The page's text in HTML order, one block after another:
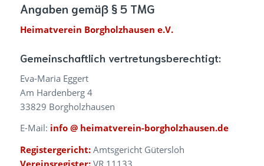
Angaben gemäß § 5 TMG
Heimatverein Borgholzhausen e.V.
Gemeinschaftlich vertretungsberechtigt:
Eva-Maria Eggert
Am Hardenberg 4
33829 Borgholzhausen
E-Mail: info @ heimatverein-borgholzhausen.de
Registergericht: Amtsgericht Gütersloh
Vereinsregister: VR 11133